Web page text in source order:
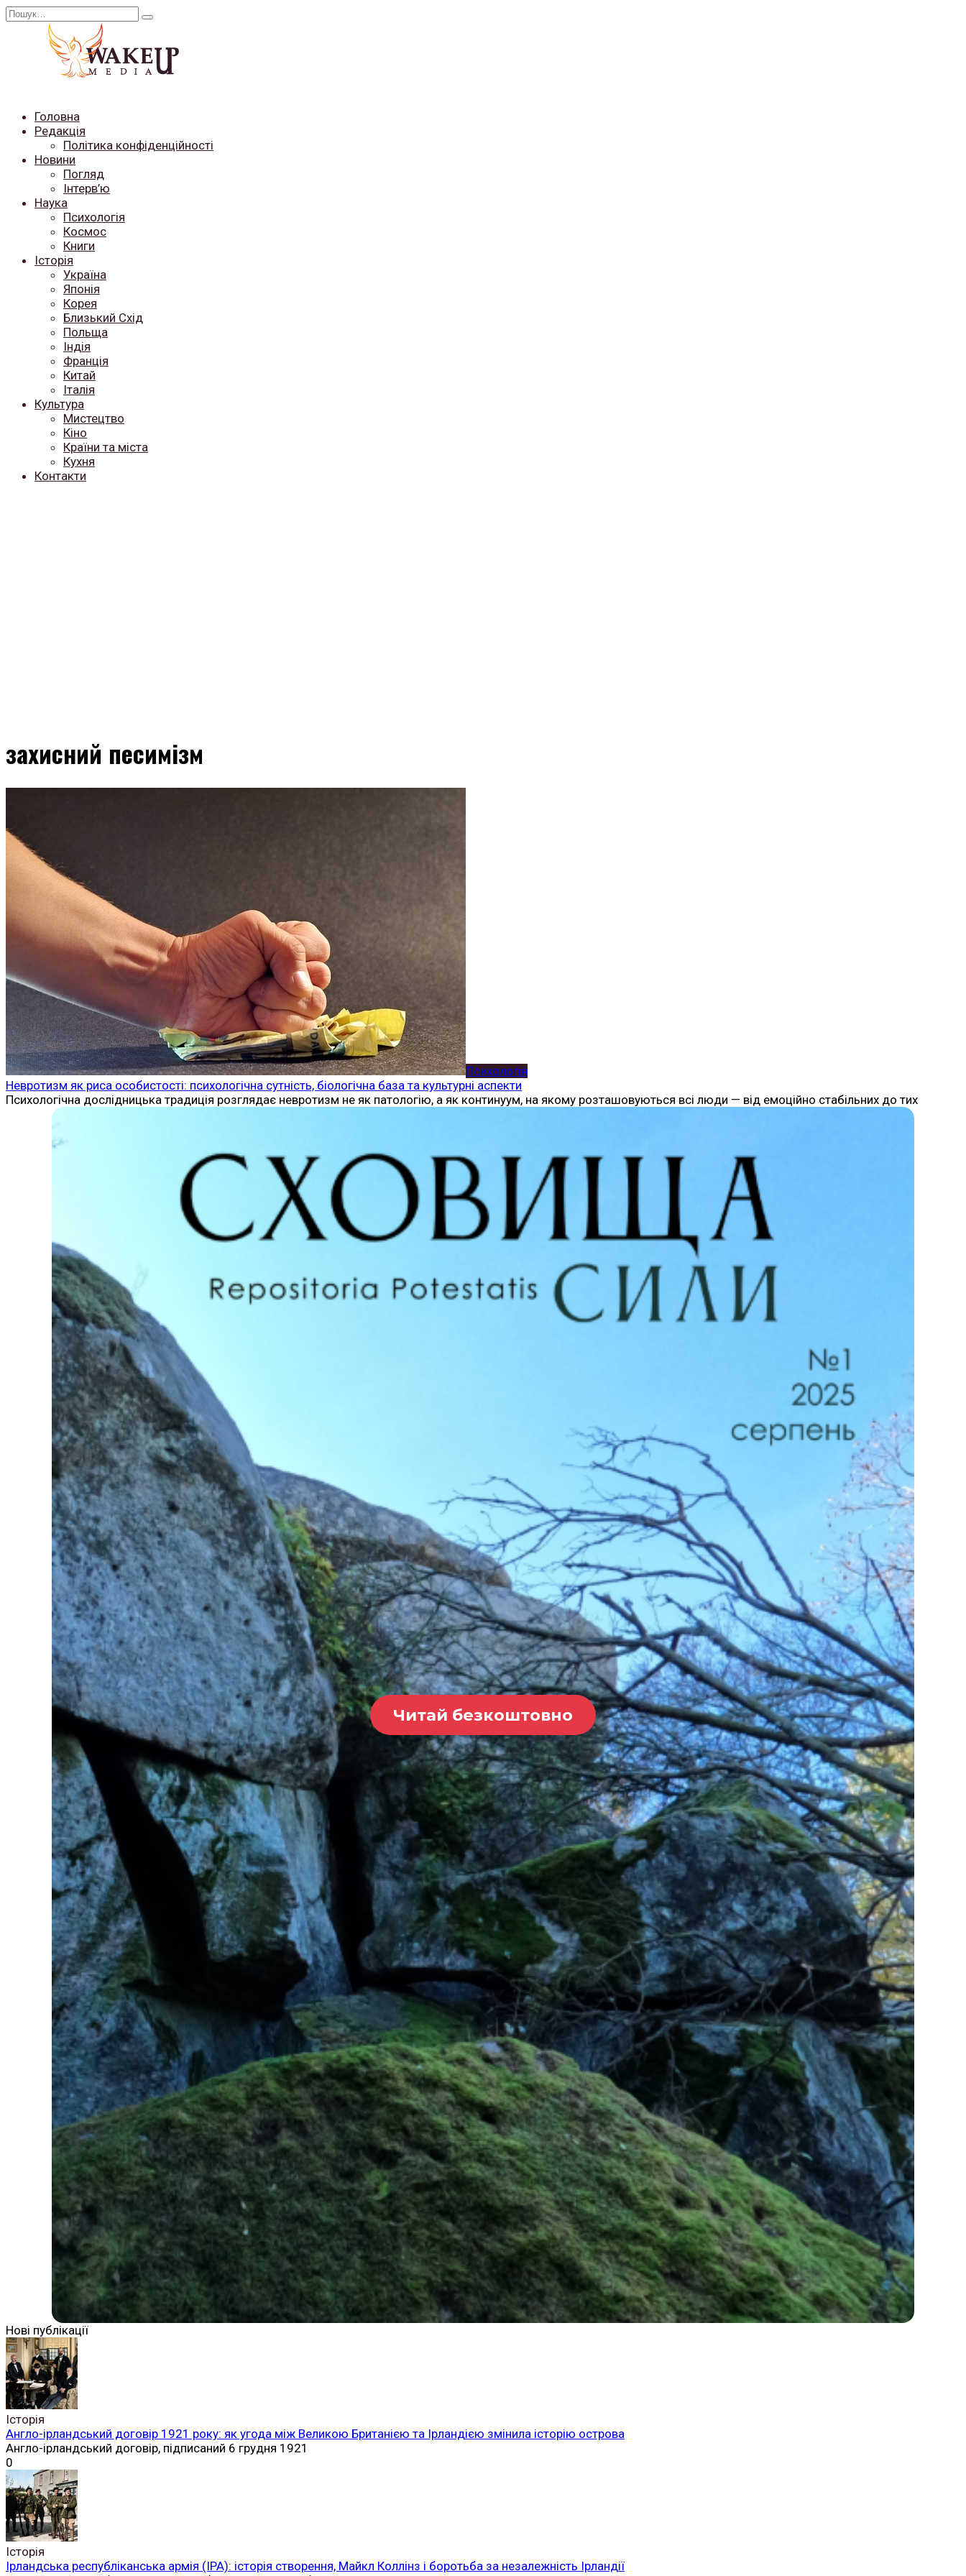
Перейти
Search
Головна
Редакція
Політика конфіденційності
Новини
Погляд
Інтерв’ю
Наука
Психологія
Космос
Книги
Історія
Україна
Японія
Корея
Близький Схід
Польща
Індія
Франція
Китай
Італія
Культура
Мистецтво
Кіно
Країни та міста
Кухня
Контакти
захисний песимізм
Психологія
Невротизм як риса особистості: психологічна сутність, біологічна база та культурні аспекти
Психологічна дослідницька традиція розглядає невротизм не як патологію, а як континуум, на якому розташовуються всі люди — від емоційно стабільних до тих
Читай безкоштовно
Нові публікації
Історія
Англо-ірландський договір 1921 року: як угода між Великою Британією та Ірландією змінила історію острова
Англо-ірландський договір, підписаний 6 грудня 1921
0
Історія
Ірландська республіканська армія (ІРА): історія створення, Майкл Коллінз і боротьба за незалежність Ірландії